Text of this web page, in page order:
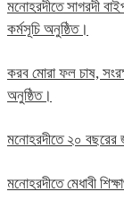
মনোহরদীতে সাগরদী
কর্মসূচি অনুষ্ঠিত।
করব মোরা ফল চাষ,
অনুষ্ঠিত।
মনোহরদীতে ২০ বছরের
মনোহরদীতে মেধাবী